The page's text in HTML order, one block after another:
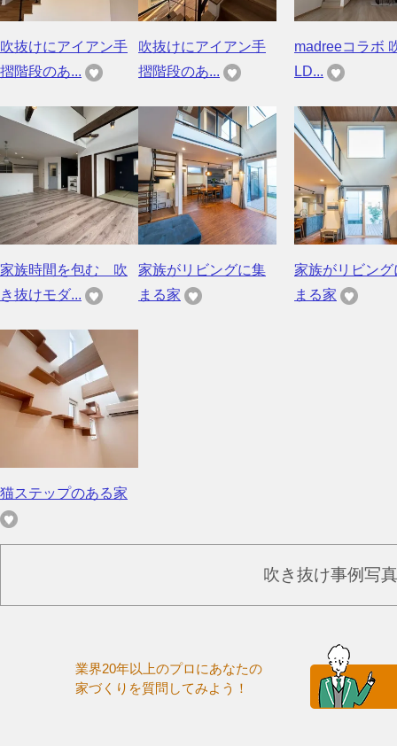
吹抜けにアイアン手
摺階段のあ...
吹抜けにアイアン手
摺階段のあ...
madreeコラボ
LD...
家族時間を包む 吹
き抜けモダ...
家族がリビングに集
まる家
家族がリビング
まる家
猫ステップのある家
吹き抜け事例写
業界20年以上のプロにあなたの
家づくりを質問してみよう！